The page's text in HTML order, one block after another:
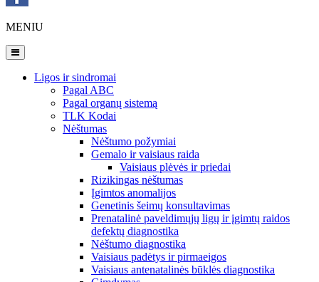
MENIU
Ligos ir sindromai
Pagal ABC
Pagal organų sistemą
TLK Kodai
Nėštumas
Nėštumo požymiai
Gemalo ir vaisiaus raida
Vaisiaus plėvės ir priedai
Rizikingas nėštumas
Įgimtos anomalijos
Genetinis šeimų konsultavimas
Prenatalinė paveldimųjų ligų ir įgimtų raidos
defektų diagnostika
Nėštumo diagnostika
Vaisiaus padėtys ir pirmaeigos
Vaisiaus antenatalinės būklės diagnostika